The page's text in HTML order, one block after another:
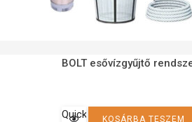
BOLT esővízgyűjtő
KOSÁRBA TESZEM
Quick